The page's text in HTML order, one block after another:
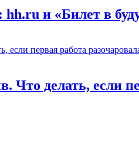
hh.ru и «Билет в
Что делать, если